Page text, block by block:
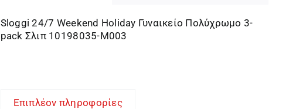
Sloggi 24/7 Weekend Holiday Γυναικείο Πολύχρωμο 3-
pack Σλιπ 10198035-M003
Επιπλέον πληροφορίες